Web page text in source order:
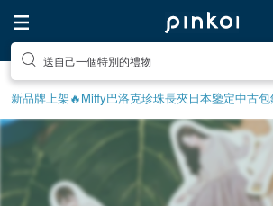
送自己一個特別的禮物
新品牌上架🔥Miffy巴洛克珍珠長夾日本鑒定中古包